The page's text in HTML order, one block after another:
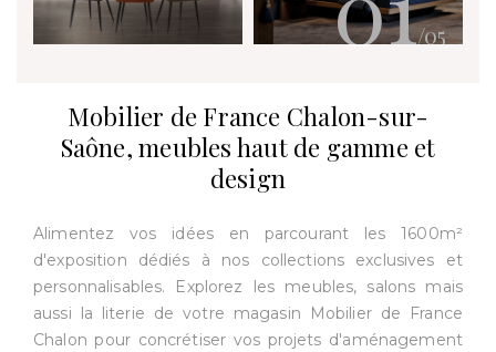
Mobilier de France Chalon-sur-
Saône, meubles haut de gamme et
design
Alimentez vos idées en parcourant les 1600m²
d'exposition dédiés à nos collections exclusives et
personnalisables. Explorez les meubles, salons mais
aussi la literie de votre magasin Mobilier de France
Chalon pour concrétiser vos projets d'aménagement
/05